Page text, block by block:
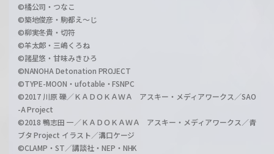
©橘公司・つなこ
©築地俊彦・駒都え～じ
©柳実冬貴・切符
©羊太郎・三嶋くろね
©諸星悠・甘味みきひろ
©NANOHA Detonation PROJECT
©TYPE-MOON・ufotable・FSNPC
©2017 川原 礫／ＫＡＤＯＫＡＷＡ アスキー・メディアワークス／SAO
-A Project
©2018 鴨志田 一／ＫＡＤＯＫＡＷＡ アスキー・メディアワークス／青
ブタ Project イラスト／溝口ケージ
©CLAMP・ST／講談社・NEP・NHK